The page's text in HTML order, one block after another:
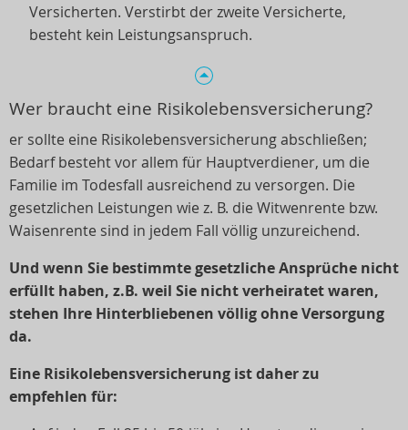
Versicherten. Verstirbt der zweite Versicherte,
besteht kein Leistungsanspruch.
Wer braucht eine Risikolebensversicherung?
er sollte eine Risikolebensversicherung abschließen;
Bedarf besteht vor allem für Hauptverdiener, um die
Familie im Todesfall ausreichend zu versorgen. Die
gesetzlichen Leistungen wie z. B. die Witwenrente bzw.
Waisenrente sind in jedem Fall völlig unzureichend.
Und wenn Sie bestimmte gesetzliche Ansprüche nicht
erfüllt haben, z.B. weil Sie nicht verheiratet waren,
stehen Ihre Hinterbliebenen völlig ohne Versorgung
da.
Eine Risikolebensversicherung ist daher zu
empfehlen für: